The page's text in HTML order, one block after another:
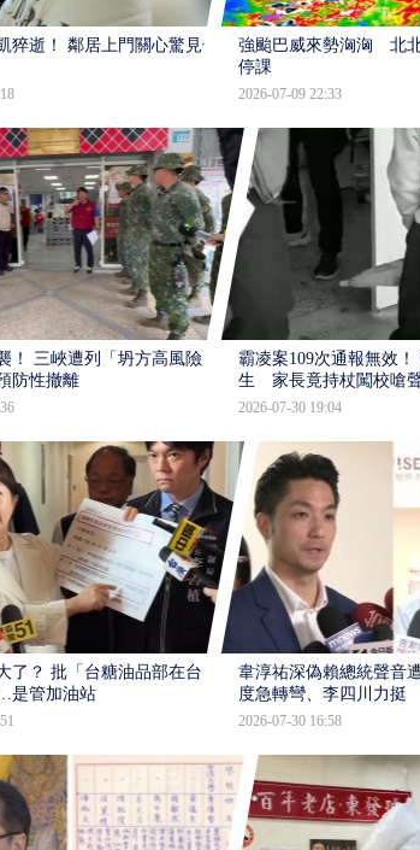
猝逝！ 鄰居上門關心驚見倒
強颱巴威來勢洶洶 北
停課
2026-07-09 22:33
！ 三峽遭列「坍方高風險」
防性撤離
霸凌案109次通報無效
生 家長竟持杖闖校嗆
2026-07-30 19:04
了？ 批「台糖油品部在台
是管加油站
韋淳祐深偽賴總統聲音
度急轉彎、李四川力挺
2026-07-30 16:58